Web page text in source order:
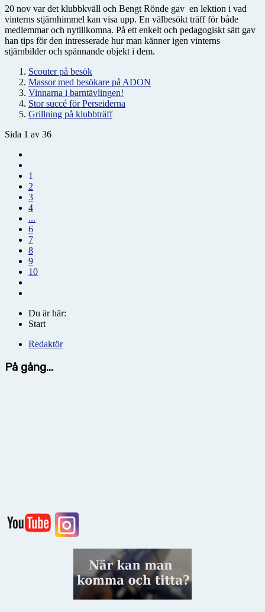
20 nov var det klubbkväll och Bengt Rönde gav en lektion i vad
vinterns stjärnhimmel kan visa upp. En välbesökt träff för både
medlemmar och nytillkomna. På ett enkelt och pedagogiskt sätt gav
han tips för den intresserade hur man känner igen vinterns
stjärnbilder och spännande objekt i dem.
Scouter på besök
Massor med besökare på ADON
Vinnarna i barntävlingen!
Stor succé för Perseiderna
Grillning på klubbträff
Sida 1 av 36
1
2
3
4
...
6
7
8
9
10
Du är här:
Start
Redaktör
På gång...